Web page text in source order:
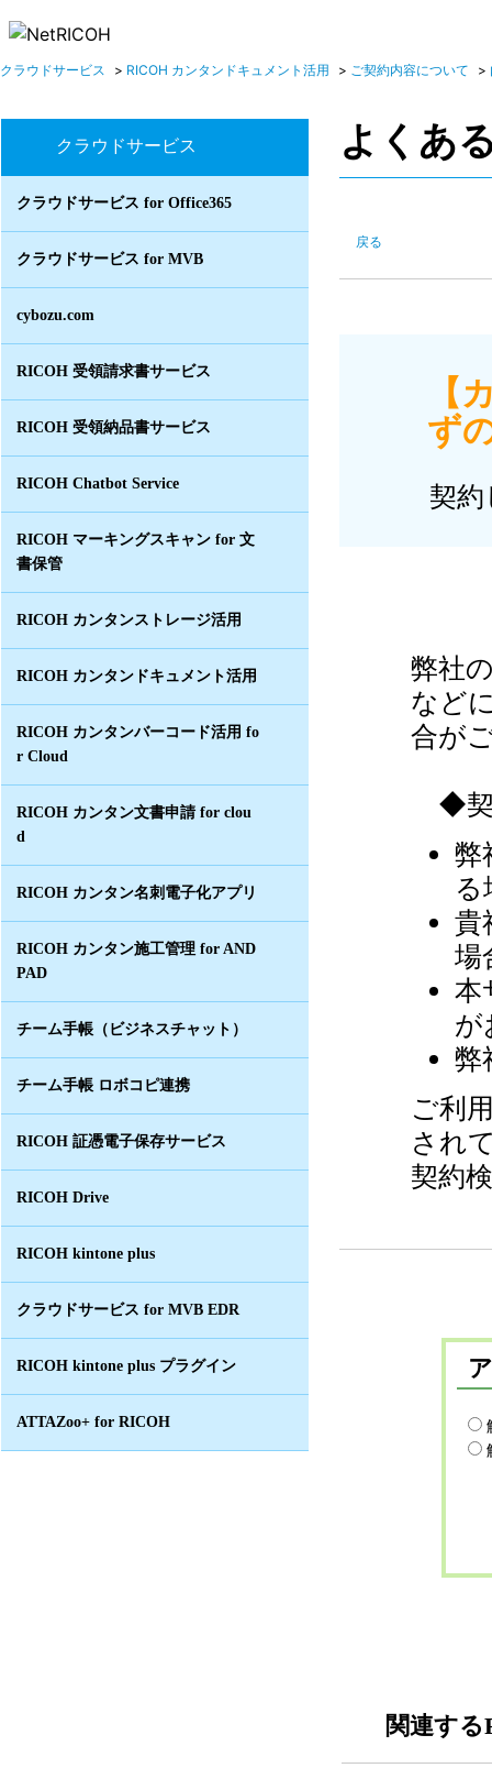
クラウドサービス > RICOH カンタンドキュメント活用 > ご契約内容について >
クラウドサービス
クラウドサービス for Office365
クラウドサービス for MVB
cybozu.com
RICOH 受領請求書サービス
RICOH 受領納品書サービス
RICOH Chatbot Service
RICOH マーキングスキャン for 文
書保管
RICOH カンタンストレージ活用
RICOH カンタンドキュメント活用
RICOH カンタンバーコード活用 fo
r Cloud
RICOH カンタン文書申請 for clou
d
RICOH カンタン名刺電子化アプリ
RICOH カンタン施工管理 for AND
PAD
チーム手帳（ビジネスチャット）
チーム手帳 ロボコピ連携
RICOH 証憑電子保存サービス
RICOH Drive
RICOH kintone plus
クラウドサービス for MVB EDR
RICOH kintone plus プラグイン
ATTAZoo+ for RICOH
よくあ
戻る
【
ず
契
弊社
など
合が
◆契
弊
る
貴
場
本
が
弊
ご利
され
契約
関連する